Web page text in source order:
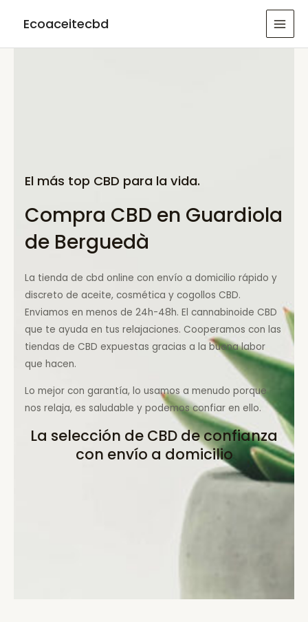
Ecoaceitecbd
El más top CBD para la vida.
Compra CBD en Guardiola
de Berguedà
La tienda de cbd online con envío a domicilio rápido y
discreto de aceite, cosmética y cogollos CBD.
Enviamos en menos de 24h-48h. El cannabinoide CBD
que te ayuda en tus relajaciones. Cooperamos con las
tiendas de CBD expuestas gracias a la buena labor
que hacen.
Lo mejor con garantía, lo usamos a menudo porque
nos relaja, es saludable y podemos confiar en ello.
La selección de CBD de confianza
con envío a domicilio